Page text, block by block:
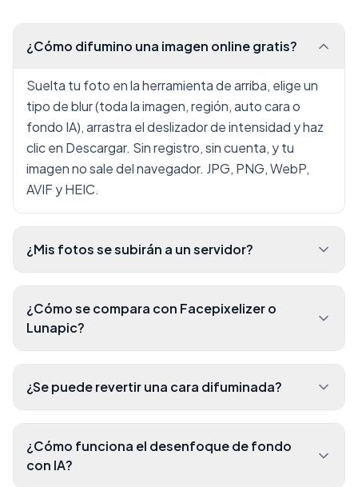
¿Cómo difumino una imagen online gratis?
Suelta tu foto en la herramienta de arriba, elige un
tipo de blur (toda la imagen, región, auto cara o
fondo IA), arrastra el deslizador de intensidad y haz
clic en Descargar. Sin registro, sin cuenta, y tu
imagen no sale del navegador. JPG, PNG, WebP,
AVIF y HEIC.
¿Mis fotos se subirán a un servidor?
¿Cómo se compara con Facepixelizer o
Lunapic?
¿Se puede revertir una cara difuminada?
¿Cómo funciona el desenfoque de fondo
con IA?